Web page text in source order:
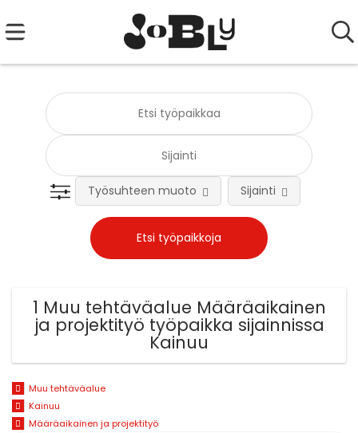
Työsuhteen muoto Sijainti
1 Muu tehtäväalue Määräaikainen
ja projektityö työpaikka sijainnissa
Kainuu
Muu tehtäväalue
Kainuu
Määräaikainen ja projektityö